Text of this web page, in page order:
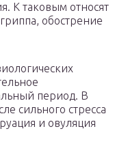
К таковым относят
обострение
период. В
сильного стресса
и овуляция